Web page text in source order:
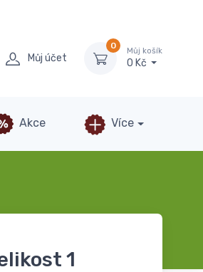
Můj účet
0
Můj košík
0 Kč
Akce Více
1